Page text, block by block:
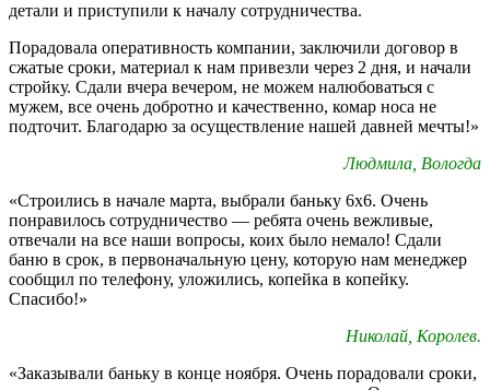
детали и приступили к началу сотрудничества.
Порадовала оперативность компании, заключили договор в
сжатые сроки, материал к нам привезли через 2 дня, и начали
стройку. Сдали вчера вечером, не можем налюбоваться с
мужем, все очень добротно и качественно, комар носа не
подточит. Благодарю за осуществление нашей давней мечты!»
Людмила, Вологда
«Строились в начале марта, выбрали баньку 6х6. Очень
понравилось сотрудничество — ребята очень вежливые,
отвечали на все наши вопросы, коих было немало! Сдали
баню в срок, в первоначальную цену, которую нам менеджер
сообщил по телефону, уложились, копейка в копейку.
Спасибо!»
Николай, Королев.
«Заказывали баньку в конце ноября. Очень порадовали сроки,